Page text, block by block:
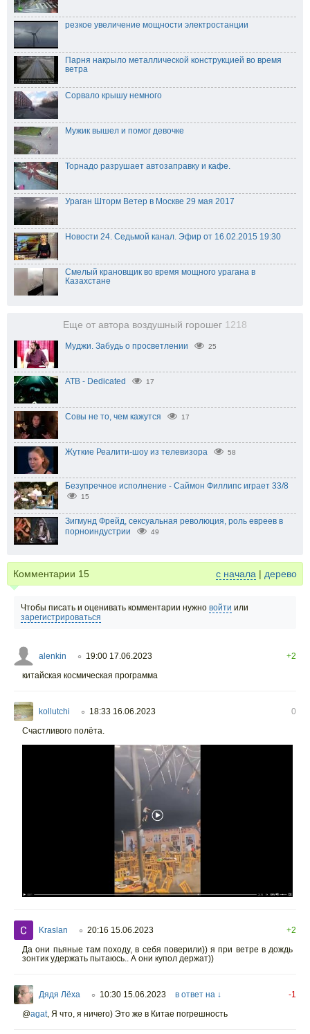
резкое увеличение мощности электростанции
Парня накрыло металлической конструкцией во время
ветра
Сорвало крышу немного
Мужик вышел и помог девочке
Торнадо разрушает автозаправку и кафе.
Ураган Шторм Ветер в Москве 29 мая 2017
Новости 24. Седьмой канал. Эфир от 16.02.2015 19:30
Смелый крановщик во время мощного урагана в
Казахстане
Еще от автора воздушный горошег 1218
Муджи. Забудь о просветлении 25
ATB - Dedicated 17
Совы не то, чем кажутся 17
Жуткие Реалити-шоу из телевизора 58
Безупречное исполнение - Саймон Филлипс играет 33/8
15
Зигмунд Фрейд, сексуальная революция, роль евреев в
порноиндустрии
49
Комментарии 15 с начала | дерево
Чтобы писать и оценивать комментарии нужно войти или
зарегистрироваться
alenkin ○ 19:00 17.06.2023
+2
китайская космическая программа
kollutchi ○ 18:33 16.06.2023
0
Счастливого полёта.
Kraslan ○ 20:16 15.06.2023
+2
Да они пьяные там походу, в себя поверили)) я при ветре в дождь
зонтик удержать пытаюсь.. А они купол держат))
Дядя Лёха ○ 10:30 15.06.2023 в ответ на ↓
-1
@agat, Я что, я ничего) Это же в Китае погрешность